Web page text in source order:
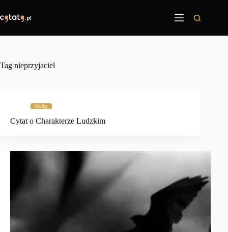
treści
Tag nieprzyjaciel
Osoby
Cytat o Charakterze Ludzkim